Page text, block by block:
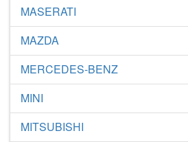
MASERATI
MAZDA
MERCEDES-BENZ
MINI
MITSUBISHI